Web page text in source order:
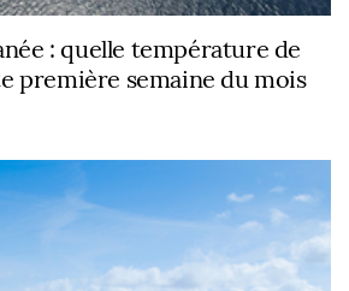
: quelle température de
première semaine du mois